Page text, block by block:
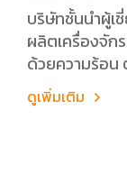
บริษัทชั้นนำผู้
ผลิตเครื่องจัก
ด้วยความร้อน
ดูเพิ่มเติม